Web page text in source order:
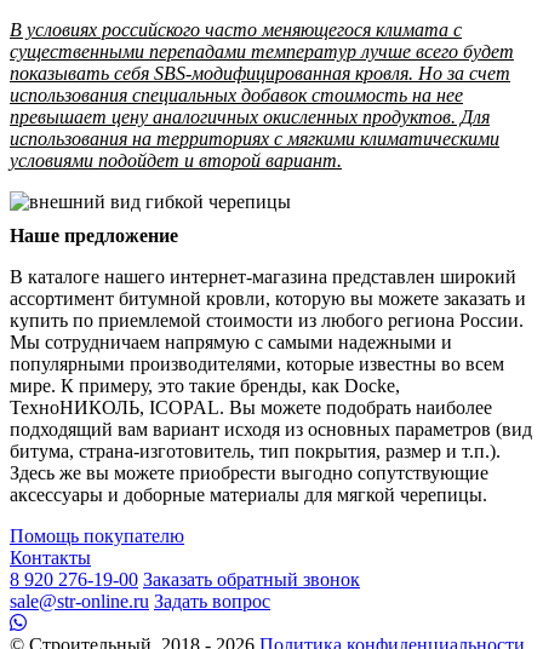
В условиях российского часто меняющегося климата с
существенными перепадами температур лучше всего будет
показывать себя SBS-модифицированная кровля. Но за счет
использования специальных добавок стоимость на нее
превышает цену аналогичных окисленных продуктов. Для
использования на территориях с мягкими климатическими
условиями подойдет и второй вариант.
Наше предложение
В каталоге нашего интернет-магазина представлен широкий
ассортимент битумной кровли, которую вы можете заказать и
купить по приемлемой стоимости из любого региона России.
Мы сотрудничаем напрямую с самыми надежными и
популярными производителями, которые известны во всем
мире. К примеру, это такие бренды, как Docke,
ТехноНИКОЛЬ, ICOPAL. Вы можете подобрать наиболее
подходящий вам вариант исходя из основных параметров (вид
битума, страна-изготовитель, тип покрытия, размер и т.п.).
Здесь же вы можете приобрести выгодно сопутствующие
аксессуары и доборные материалы для мягкой черепицы.
Помощь покупателю
Контакты
8 920 276-19-00 Заказать обратный звонок
sale@str-online.ru Задать вопрос
© Строительный, 2018 - 2026 Политика конфиденциальности